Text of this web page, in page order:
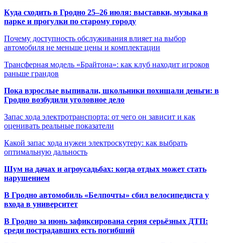
Куда сходить в Гродно 25–26 июля: выставки, музыка в
парке и прогулки по старому городу
Почему доступность обслуживания влияет на выбор
автомобиля не меньше цены и комплектации
Трансферная модель «Брайтона»: как клуб находит игроков
раньше грандов
Пока взрослые выпивали, школьники похищали деньги: в
Гродно возбудили уголовное дело
Запас хода электротранспорта: от чего он зависит и как
оценивать реальные показатели
Какой запас хода нужен электроскутеру: как выбрать
оптимальную дальность
Шум на дачах и агроусадьбах: когда отдых может стать
нарушением
В Гродно автомобиль «Белпочты» сбил велосипедиста у
входа в университет
В Гродно за июнь зафиксирована серия серьёзных ДТП:
среди пострадавших есть погибший